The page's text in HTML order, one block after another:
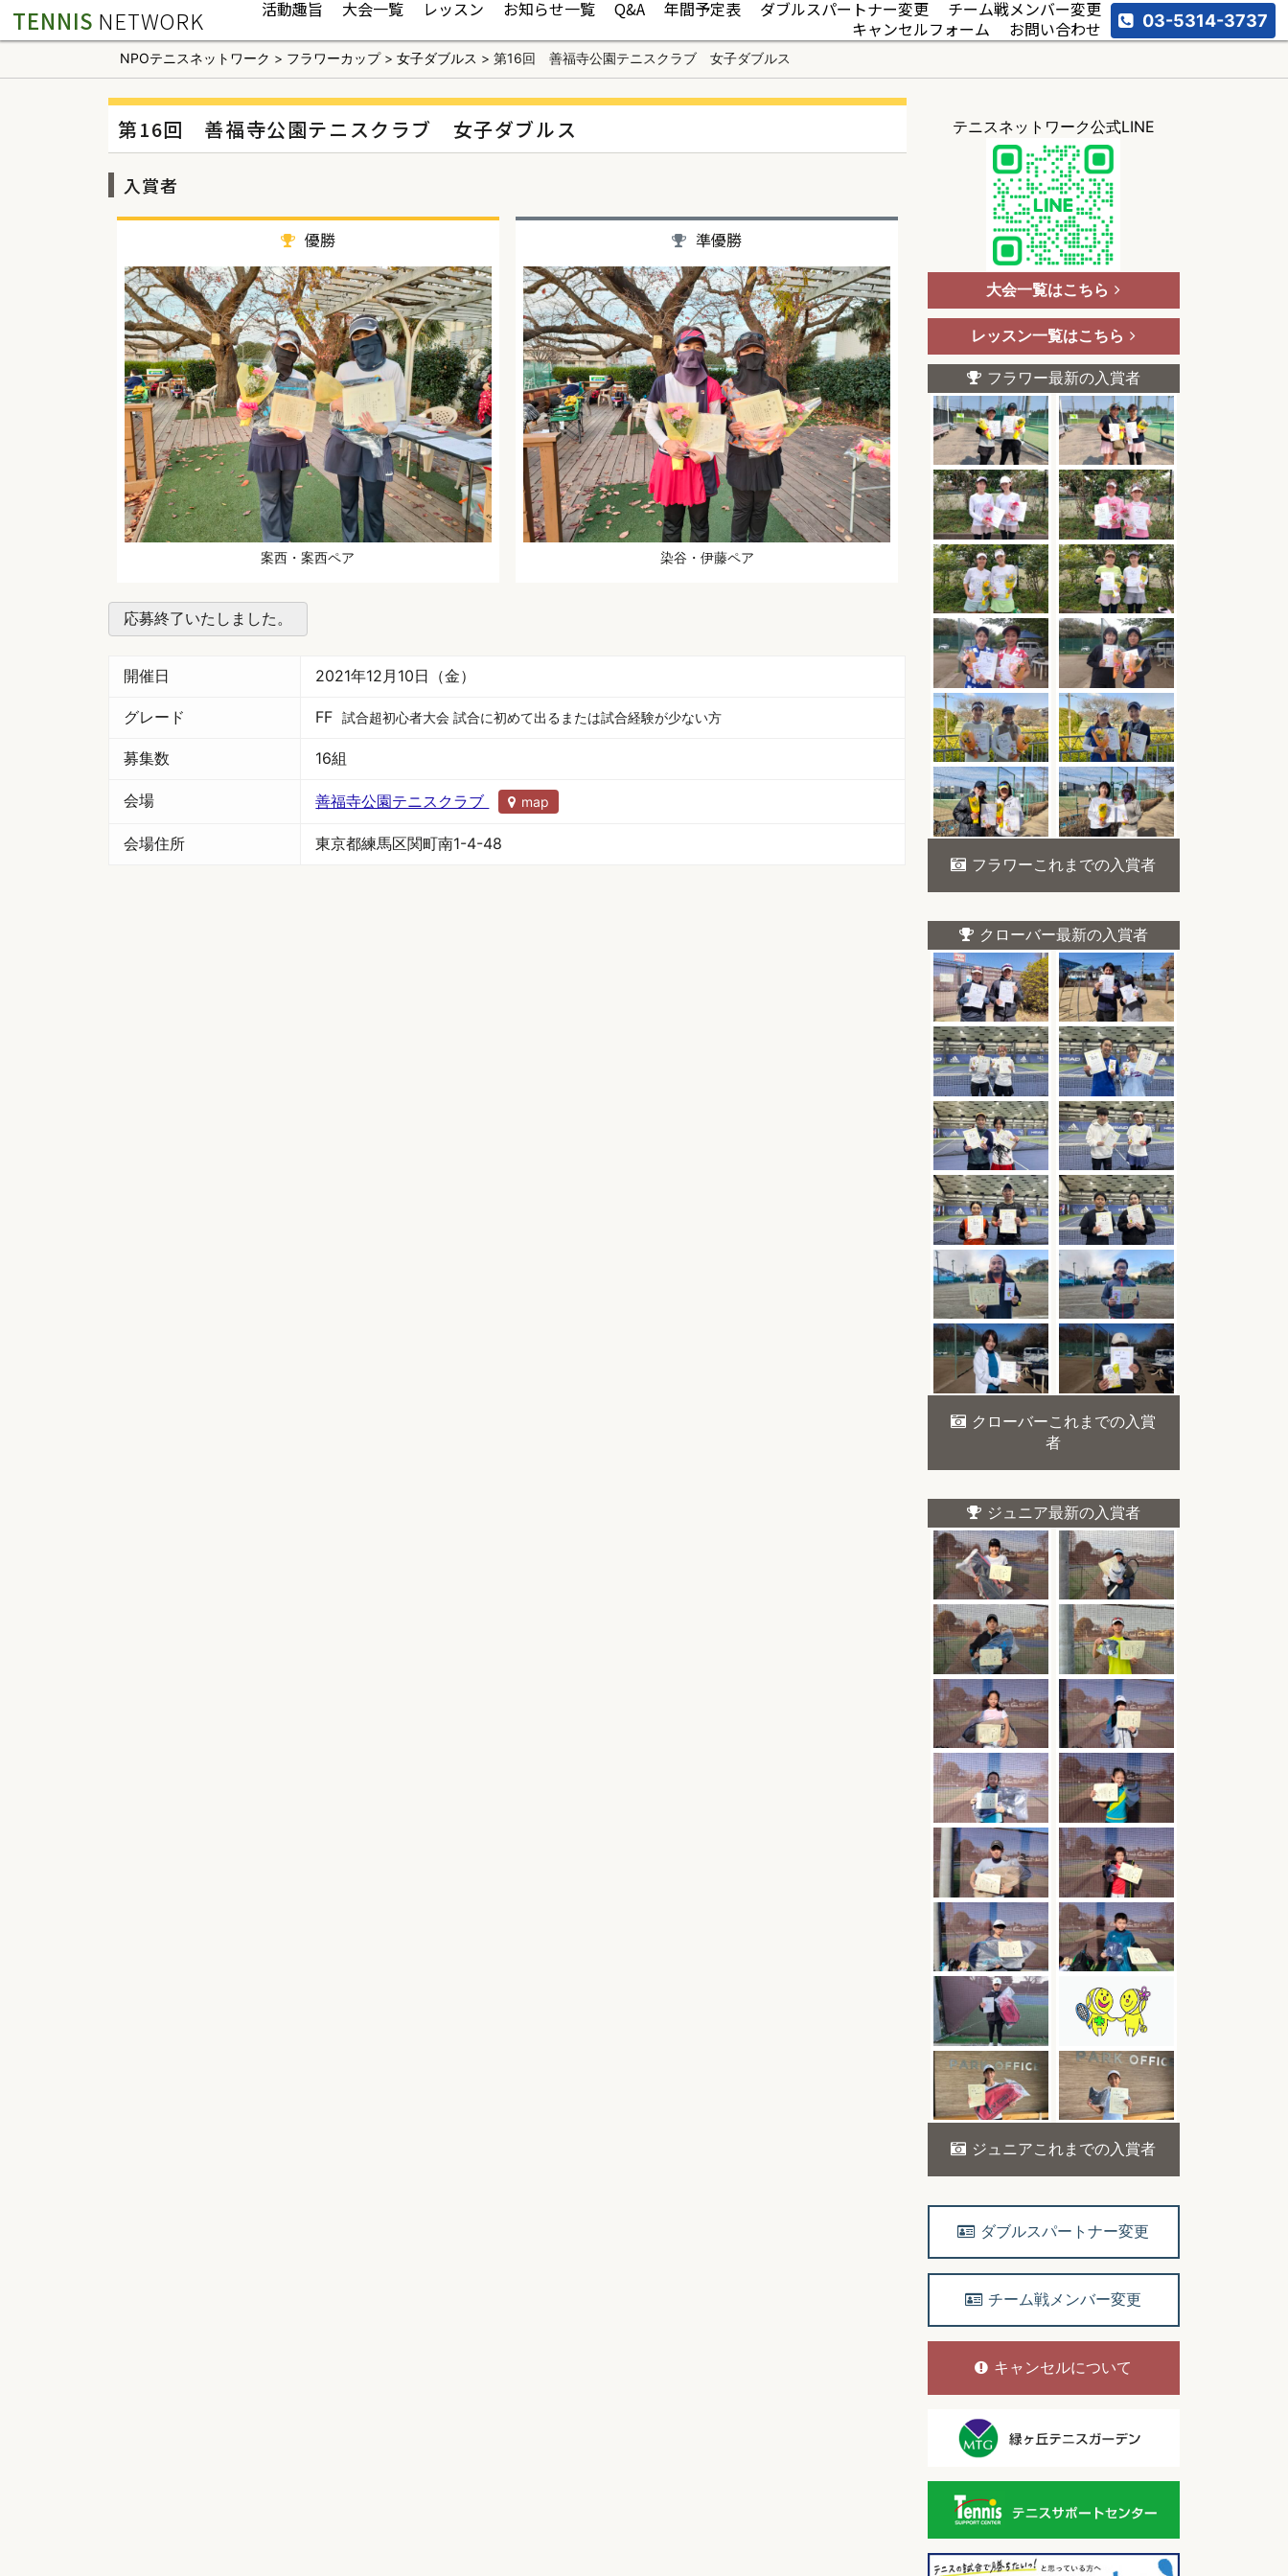
TENNIS NETWORK 活動趣旨 大会一覧 レッスン お知らせ一覧 Q&A 年間予定表 ダブルスパートナー変更
チーム戦メンバー変更
キャンセルフォーム
お問い合わせ 03-5314-3737
NPOテニスネットワーク > フラワーカップ> 女子ダブルス > 第16回 善福寺公園テニスクラブ 女子ダブルス
第16回 善福寺公園テニスクラブ 女子ダブルス
入賞者
優勝
案西・案西ペア
準優勝
染谷・伊藤ペア
応募終了いたしました。
開催日 2021年12月10日（金）
グレード FF 試合超初心者大会 試合に初めて出るまたは試合経験が少ない方
募集数 16組
会場 善福寺公園テニスクラブ map
会場住所 東京都練馬区関町南1-4-48
テニスネットワーク公式LINE
大会一覧はこちら
レッスン一覧はこちら
フラワー最新の入賞者
フラワーこれまでの入賞者
クローバー最新の入賞者
クローバーこれまでの入賞
者
ジュニア最新の入賞者
ジュニアこれまでの入賞者
ダブルスパートナー変更
チーム戦メンバー変更
キャンセルについて